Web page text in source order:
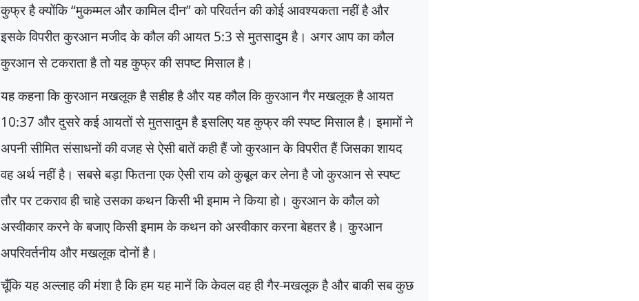
कुफ्र है क्योंकि“मुकम्मल और कामिल दीन”को परिवर्तन की कोई आवश्यकता नहीं है और
इसके विपरीत कुरआन मजीद के कौल की आयत 5:3से मुतसादुम है। अगर आप का कौल
कुरआन से टकराता है तो यह कुफ्र की सपष्ट मिसाल है।
यह कहना कि कुरआन मखलूक है सहीह है और यह कौल कि कुरआन गैर मखलूक है आयत
10:37 और दुसरे कई आयतों से मुतसादुम है इसलिए यह कुफ्र की स्पष्ट मिसाल है। इमामों ने
अपनी सीमित संसाधनों की वजह से ऐसी बातें कही हैं जो कुरआन के विपरीत हैं जिसका शायद
वह अर्थ नहीं है। सबसे बड़ा फितना एक ऐसी राय को कुबूल कर लेना है जो कुरआन से स्पष्ट
तौर पर टकराव ही चाहे उसका कथन किसी भी इमाम ने किया हो। कुरआन के कौल को
अस्वीकार करने के बजाए किसी इमाम के कथन को अस्वीकार करना बेहतर है। कुरआन
अपरिवर्तनीय और मखलूक दोनों है।
चूँकि यह अल्लाह की मंशा है कि हम यह मानें कि केवल वह ही गैर-मखलूक है और बाकी सब कुछ